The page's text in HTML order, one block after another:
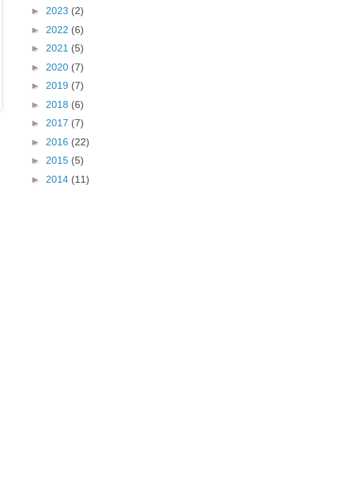
► 2023 (2)
► 2022 (6)
► 2021 (5)
► 2020 (7)
► 2019 (7)
► 2018 (6)
► 2017 (7)
► 2016 (22)
► 2015 (5)
► 2014 (11)